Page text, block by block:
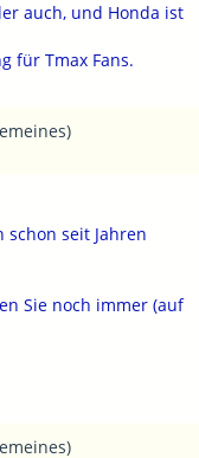
auch, und Honda ist
für Tmax Fans.
seit Jahren
Sie noch immer (auf